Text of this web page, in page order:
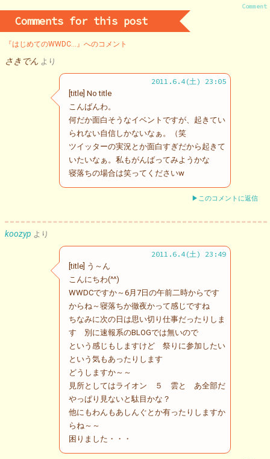
Comment
Comments for this post
『はじめてのWWDC…』へのコメント
さきでん より
2011.6.4(土) 23:05
[title] No title
こんばんわ。
何だか面白そうなイベントですが、起きてい
られない自信しかないなぁ。（笑
ツイッターの実況とか面白すぎだから起きて
いたいなぁ。私もがんばってみようかな
寝落ちの場合は笑ってくださいw
▶このコメントに返信
koozyp より
2011.6.4(土) 23:49
[title] う～ん
こんにちわ(^^)
WWDCですか～6月7日の午前二時からです
からね～寝落ちか徹夜かって感じですね
ちなみに次の日は思い切り仕事だったりしま
す 別に速報系のBLOGでは無いので
という感じもしますけど 祭りに参加したい
という気もあったりします
どうしますか～～
見所としてはライオン ５ 雲と あ全部だ
やっぱり見ないと駄目かな？
他にもわんもあしんぐとか有ったりしますか
らね～～
困りました・・・